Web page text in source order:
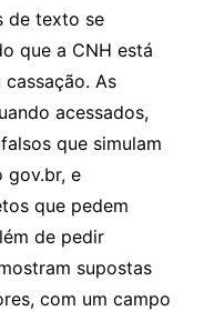
de texto se
que a CNH está
As
acessados,
que simulam
gov.br, e
que pedem
de pedir
supostas
com um campo